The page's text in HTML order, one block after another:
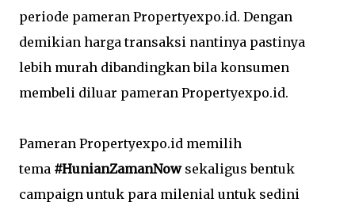
periode pameran Propertyexpo.id. Dengan
demikian harga transaksi nantinya pastinya
lebih murah dibandingkan bila konsumen
membeli diluar pameran Propertyexpo.id.
Pameran Propertyexpo.id memilih
tema #HunianZamanNow sekaligus bentuk
campaign untuk para milenial untuk sedini